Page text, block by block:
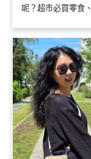
呢？超市必買零食